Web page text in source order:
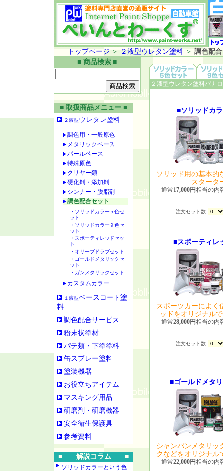
トップページ ＞ ２液型ウレタン塗料＞ 調色配
■ 商品検索 ■
■ 取扱商品メニュー ■
２液型ウレタン塗料
調色用・一般原色
メタリックベース
パールベース
特殊原色
クリヤー類
硬化剤・添加剤
シンナー・脱脂剤
調色配合セット
・ソリッドカラー５色セ
ット
・ソリッドカラー９色セ
ット
・スポーティレッドセッ
ト
・オリーブドラブセット
・ゴールドメタリックセ
ット
・ガンメタリックセット
カスタムカラー
１液型ベースコート塗
料
調色配合サービス
粉末状塗材
パテ類・下塗塗料
缶スプレー塗料
塗装機器
お役立ちアイテム
マスキング用品
研磨剤・研磨機器
安全衛生保護具
参考資料
■ 解説コラム ■
ソリッドカラーという色
２液型ウレタン塗料パナ
■ソリッドカ
ソリッド用の基本的
スタータ
通常17,000円相当の内
注文セット数
■スポーティレ
スポーツカーによく
ッドをオリジナル
通常28,000円相当の内
注文セット数
■ゴールドメタ
シャンパンメタリッ
クなどをオリジナル
通常22,000円相当の内